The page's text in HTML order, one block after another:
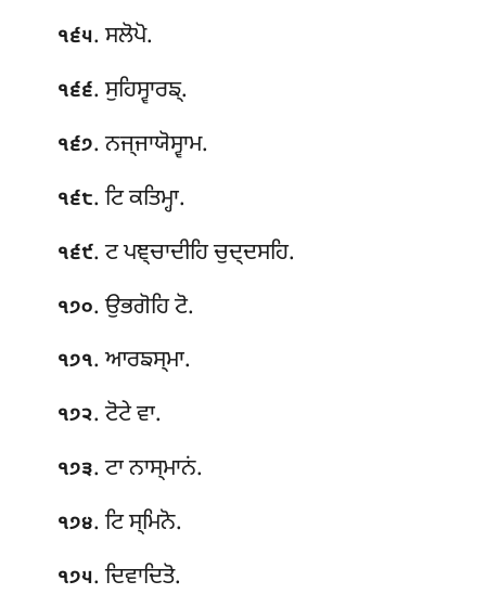
੧੬੫. ਸਲੋਪੋ.
੧੬੬. ਸੁਹਿਸ੍ਵਾਰਙ੍.
੧੬੭. ਨਜ੍ਜਾਯੋਸ੍ਵਾਮ.
੧੬੮. ਟਿ ਕਤਿਮ੍ਹਾ.
੧੬੯. ਟ ਪਞ੍ਚਾਦੀਹਿ ਚੁਦ੍ਦਸਹਿ.
੧੭੦. ਉਭਗੋਹਿ ਟੋ.
੧੭੧. ਆਰਙਸ੍ਮਾ.
੧੭੨. ਟੋਟੇ ਵਾ.
੧੭੩. ਟਾ ਨਾਸ੍ਮਾਨਂ.
੧੭੪. ਟਿ ਸ੍ਮਿਨੋ.
੧੭੫. ਦਿਵਾਦਿਤੋ.